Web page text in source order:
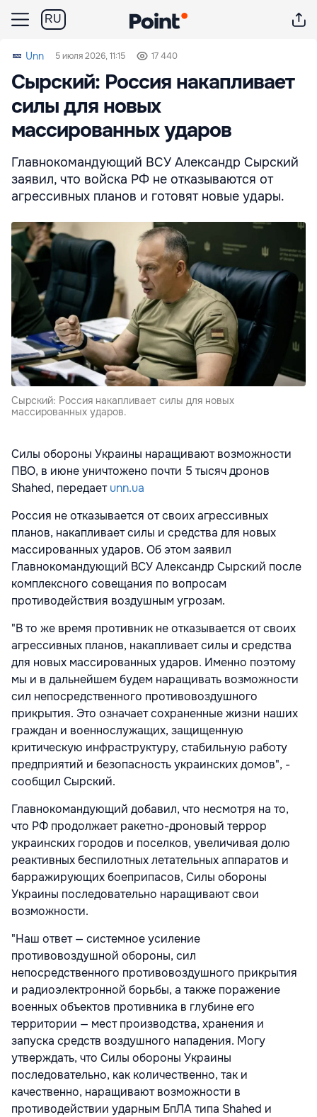
RU
Unn 5 июля 2026, 11:15 17 440
Сырский: Россия накапливает
силы для новых
массированных ударов
Главнокомандующий ВСУ Александр Сырский
заявил, что войска РФ не отказываются от
агрессивных планов и готовят новые удары.
Сырский: Россия накапливает силы для новых
массированных ударов.
Силы обороны Украины наращивают возможности
ПВО, в июне уничтожено почти 5 тысяч дронов
Shahed, передаетunn.ua
Россия не отказывается от своих агрессивных
планов, накапливает силы и средства для новых
массированных ударов. Об этом заявил
Главнокомандующий ВСУ Александр Сырский после
комплексного совещания по вопросам
противодействия воздушным угрозам.
"В то же время противник не отказывается от своих
агрессивных планов, накапливает силы и средства
для новых массированных ударов. Именно поэтому
мы и в дальнейшем будем наращивать возможности
сил непосредственного противовоздушного
прикрытия. Это означает сохраненные жизни наших
граждан и военнослужащих, защищенную
критическую инфраструктуру, стабильную работу
предприятий и безопасность украинских домов", -
сообщил Сырский.
Главнокомандующий добавил, что несмотря на то,
что РФ продолжает ракетно-дроновый террор
украинских городов и поселков, увеличивая долю
реактивных беспилотных летательных аппаратов и
барражирующих боеприпасов, Силы обороны
Украины последовательно наращивают свои
возможности.
"Наш ответ — системное усиление
противовоздушной обороны, сил
непосредственного противовоздушного прикрытия
и радиоэлектронной борьбы, а также поражение
военных объектов противника в глубине его
территории — мест производства, хранения и
запуска средств воздушного нападения. Могу
утверждать, что Силы обороны Украины
последовательно, как количественно, так и
качественно, наращивают возможности в
противодействии ударным БпЛА типа Shahed и